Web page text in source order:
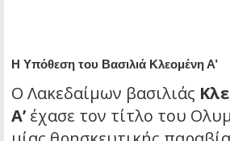
Η Υπόθεση του Βασιλιά Κλεομένη Α’
Ο Λακεδαίμων βασιλιάς
Α’ έχασε τον τίτλο του